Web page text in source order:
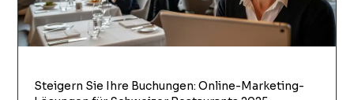
Steigern Sie Ihre Buchungen: Online-Marketing-